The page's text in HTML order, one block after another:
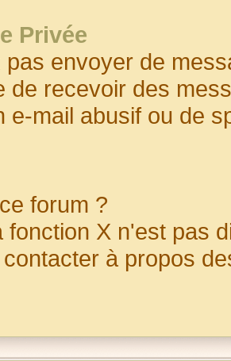
Privée
pas envoyer de
de recevoir des
e-mail abusif ou de
forum ?
fonction X n'est pas
à propos